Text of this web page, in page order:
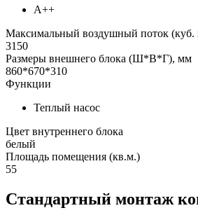
А++
Максимальный воздушный поток (куб.
3150
Размеры внешнего блока (Ш*В*Г), мм
860*670*310
Функции
Теплый насос
Цвет внутреннего блока
белый
Площадь помещения (кв.м.)
55
Стандартный монтаж